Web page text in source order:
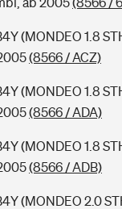
(MONDEO 1.8
(8566 / ACZ)
(MONDEO 1.8
(8566 / ADA)
(MONDEO 1.8
(8566 / ADB)
(MONDEO 2.0